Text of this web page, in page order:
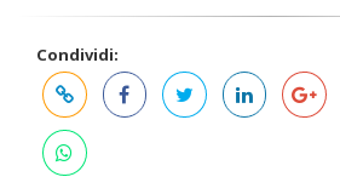
Condividi: